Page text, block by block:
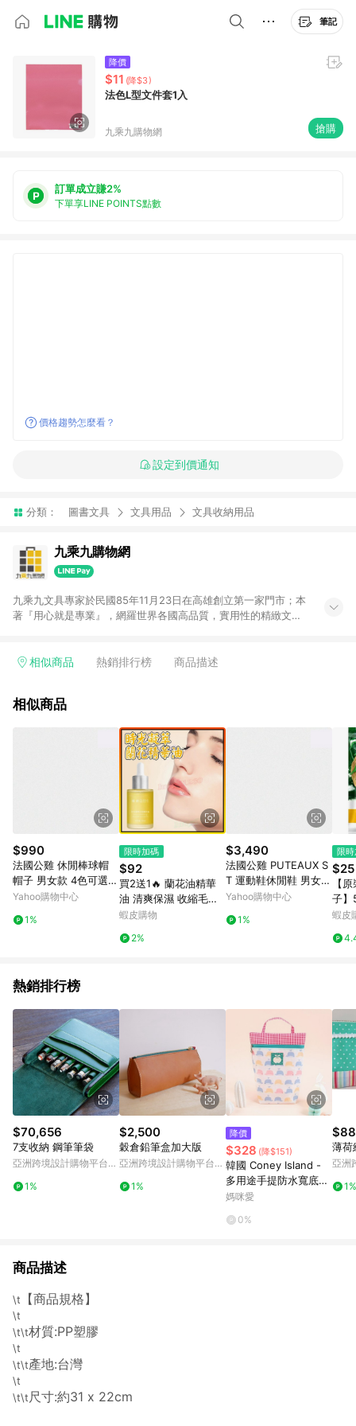
筆記
降價
$11 (降$3)
法色L型文件套1入
九乘九購物網 搶購
訂單成立賺2%
下單享LINE POINTS點數
價格趨勢怎麼看？
設定到價通知
分類： 圖書文具 文具用品 文具收納用品
九乘九購物網
九乘九文具專家於民國85年11月23日在高雄創立第一家門市；本
著『用心就是專業』，網羅世界各國高品質，實用性的精緻文具
非店舖通路及整合虛實行銷為目標，並以完整的物流倉儲系統，
才享有回饋，點數將於廠商出貨後 30 天前後發送。 (2) 門市訂
導購資格。 (3) 使用九乘九APP下單，將無法獲得點數回饋。
相似商品 熱銷排行榜 商品描述
相似商品
$990
法國公雞 休閒棒球帽
帽子 男女款 4色可選 L
WY03302
Yahoo購物中心
1%
限時加碼
$92
買2送1🔥 蘭花油精華
油 清爽保濕 收縮毛孔
小分子容斑容黑油精華
光凝萃蘭花油 精華油
蝦皮購物
2%
$3,490
法國公雞 PUTEAUX S
T 運動鞋休閒鞋 男女鞋
2色 LJY73102
Yahoo購物中心
1%
限
$25
【
子】
種
附簡
蝦皮
熱銷排行榜
$70,656
7支收納 鋼筆筆袋
亞洲跨境設計購物平台
1%
$2,500
穀倉鉛筆盒加大版
亞洲跨境設計購物平台
1%
降價
$328 (降$151)
韓國 Coney Island -
多用途手提防水寬底收
納袋-糖果鯨魚 (20.5X
媽咪愛
0%
薄荷
亞洲
1%
商品描述
\t 【商品規格】
\t
\t\t材質:PP塑膠
\t
\t\t產地:台灣
\t
\t\t尺寸:約31 x 22cm